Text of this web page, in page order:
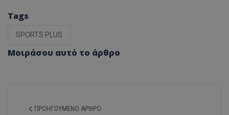
Tags
SPORTS PLUS
Μοιράσου αυτό το άρθρο
ΠΡΟΗΓΟΎΜΕΝΟ ΆΡΘΡΟ